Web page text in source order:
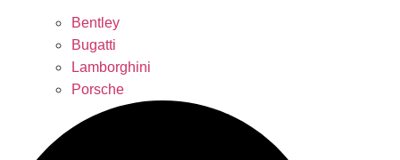
Bentley
Bugatti
Lamborghini
Porsche